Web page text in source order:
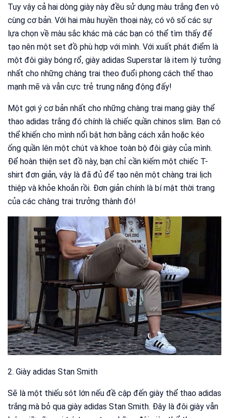
Tuy vậy cả hai dòng giày này đều sử dụng màu trắng đen vô
cùng cơ bản. Với hai màu huyền thoại này, có vô số các sự
lựa chọn về màu sắc khác mà các bạn có thể tìm thấy để
tạo nên một set đồ phù hợp với mình. Với xuất phát điểm là
một đôi giày bóng rổ, giày adidas Superstar là item lý tưởng
nhất cho những chàng trai theo đuổi phong cách thể thao
mạnh mẽ và vẫn cực trẻ trung năng động đấy!
Một gợi ý cơ bản nhất cho những chàng trai mang giày thể
thao adidas trắng đó chính là chiếc quần chinos slim. Bạn có
thể khiến cho mình nổi bật hơn bằng cách xắn hoặc kéo
ống quần lên một chút và khoe toàn bộ đôi giày của mình.
Để hoàn thiện set đồ này, bạn chỉ cần kiếm một chiếc T-
shirt đơn giản, vậy là đã đủ để tạo nên một chàng trai lịch
thiệp và khỏe khoắn rồi. Đơn giản chính là bí mật thời trang
của các chàng trai trưởng thành đó!
2. Giày adidas Stan Smith
Sẽ là một thiếu sót lớn nếu đề cập đến giày thể thao adidas
trắng mà bỏ qua giày adidas Stan Smith. Đây là đôi giày vẫn